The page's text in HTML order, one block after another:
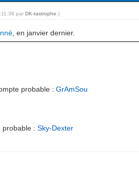
parDK-tastrophe .)
, en janvier dernier.
probable :GrAmSou
probable :Sky-Dexter